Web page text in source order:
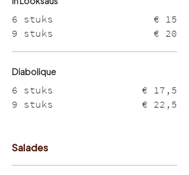
6 stuks
€ 15
9 stuks
€ 20
Diabolique
6 stuks
€ 17,5
9 stuks
€ 22,5
Salades